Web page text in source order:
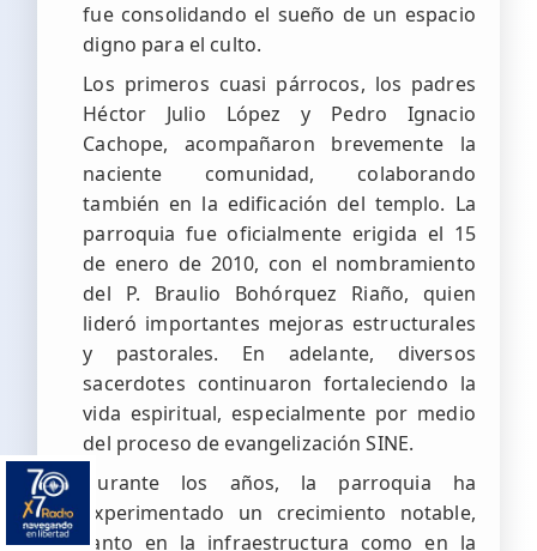
fue consolidando el sueño de un espacio
digno para el culto.
Los primeros cuasi párrocos, los padres
Héctor Julio López y Pedro Ignacio
Cachope, acompañaron brevemente la
naciente comunidad, colaborando
también en la edificación del templo. La
parroquia fue oficialmente erigida el 15
de enero de 2010, con el nombramiento
del P. Braulio Bohórquez Riaño, quien
lideró importantes mejoras estructurales
y pastorales. En adelante, diversos
sacerdotes continuaron fortaleciendo la
vida espiritual, especialmente por medio
del proceso de evangelización SINE.
Durante los años, la parroquia ha
experimentado un crecimiento notable,
tanto en la infraestructura como en la